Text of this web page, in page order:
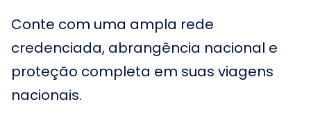
Conte com uma ampla rede
credenciada, abrangência nacional e
proteção completa em suas viagens
nacionais.